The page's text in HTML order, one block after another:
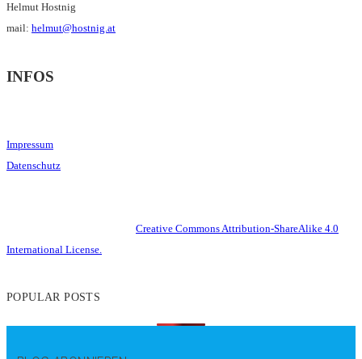
Helmut Hostnig
mail: helmut@hostnig.at
INFOS
Impressum
Datenschutz
Creative Commons Attribution-ShareAlike 4.0
International License.
POPULAR POSTS